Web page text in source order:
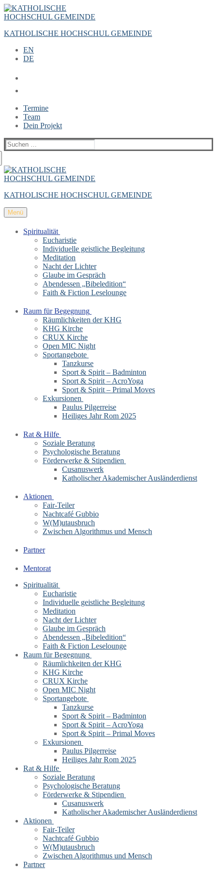
Zum
Inhalt
Menü
Schließen
KATHOLISCHE HOCHSCHUL GEMEINDE
EN
DE
Termine
Team
Dein Projekt
Suchen
nach:
KATHOLISCHE HOCHSCHUL GEMEINDE
Menü
Spiritualität
Eucharistie
Individuelle geistliche Begleitung
Meditation
Nacht der Lichter
Glaube im Gespräch
Abendessen „Bibeledition“
Faith & Fiction Leselounge
Raum für Begegnung
Räumlichkeiten der KHG
KHG Kirche
CRUX Kirche
Open MIC Night
Sportangebote
Tanzkurse
Sport & Spirit – Badminton
Sport & Spirit – AcroYoga
Sport & Spirit – Primal Moves
Exkursionen
Paulus Pilgerreise
Heiliges Jahr Rom 2025
Rat & Hilfe
Soziale Beratung
Psychologische Beratung
Förderwerke & Stipendien
Cusanuswerk
Katholischer Akademischer Ausländerdienst
Aktionen
Fair-Teiler
Nachtcafé Gubbio
W(M)utausbruch
Zwischen Algorithmus und Mensch
Partner
Mentorat
Spiritualität
Eucharistie
Individuelle geistliche Begleitung
Meditation
Nacht der Lichter
Glaube im Gespräch
Abendessen „Bibeledition“
Faith & Fiction Leselounge
Raum für Begegnung
Räumlichkeiten der KHG
KHG Kirche
CRUX Kirche
Open MIC Night
Sportangebote
Tanzkurse
Sport & Spirit – Badminton
Sport & Spirit – AcroYoga
Sport & Spirit – Primal Moves
Exkursionen
Paulus Pilgerreise
Heiliges Jahr Rom 2025
Rat & Hilfe
Soziale Beratung
Psychologische Beratung
Förderwerke & Stipendien
Cusanuswerk
Katholischer Akademischer Ausländerdienst
Aktionen
Fair-Teiler
Nachtcafé Gubbio
W(M)utausbruch
Zwischen Algorithmus und Mensch
Partner